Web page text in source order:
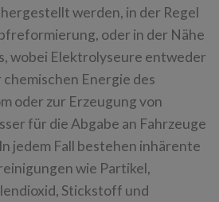
werden, in der Regel
oder in der Nähe
wobei Elektrolyseure entweder
Energie des
oder zur Erzeugung von
für die Abgabe an Fahrzeuge
jedem Fall bestehen inhärente
wie Partikel,
Stickstoff und